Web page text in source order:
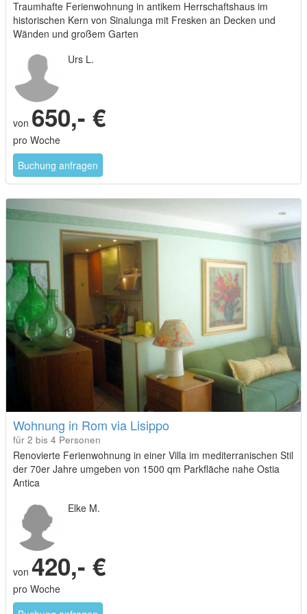
Traumhafte Ferienwohnung in antikem Herrschaftshaus im
historischen Kern von Sinalunga mit Fresken an Decken und
Wänden und großem Garten
Urs L.
von 650,- €
pro Woche
Buchung anfragen
Wohnung in Rom via Lisippo
für 2 bis 4 Personen
Renovierte Ferienwohnung in einer Villa im mediterranischen Stil
der 70er Jahre umgeben von 1500 qm Parkfläche nahe Ostia
Antica
Elke M.
von 420,- €
pro Woche